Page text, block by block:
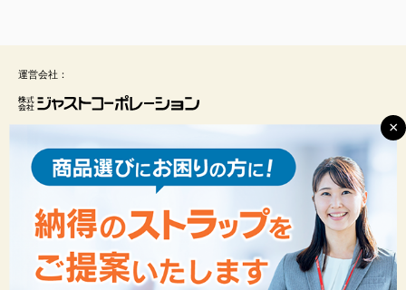
×
運営会社：
ジャストコーポレーションは、総合印刷、店舗装飾品やノベルティ商品の開発を手
がけております。今日生活の一部となった「ネット通販」にいち早く取り組み、現
在では３０の専門サイトを運営、福井から全国のお客様へ商品を供給しておりま
また、皆さんご存知の”レンタルケース”は、当社が開発し特許を保持しておりま
す。ケースの開発が様々な事業展開をするきっかけとなり、「０から１を生み出
す」チャレンジ精神は、当社の理念となっております。
運営会社について ご利用規約